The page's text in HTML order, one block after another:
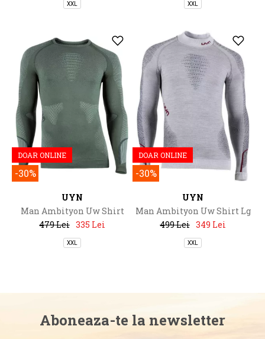
XXL XXL
DOAR ONLINE
-30%
UYN
Man Ambityon Uw Shirt
Lg_Sl.
479 Lei 335 Lei
XXL
DOAR ONLINE
-30%
UYN
Man Ambityon Uw Shirt Lg
Sl Melange Turtleneck
499 Lei 349 Lei
XXL
Aboneaza-te la newsletter